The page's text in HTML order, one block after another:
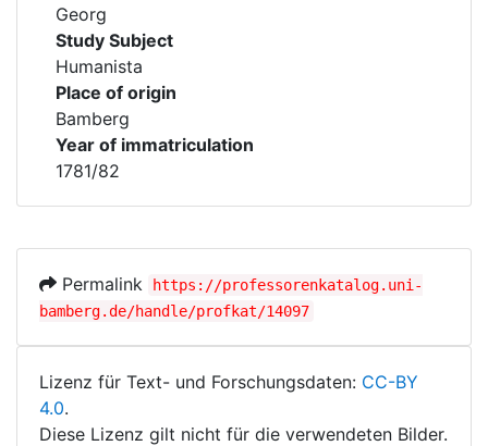
Georg
Study Subject
Humanista
Place of origin
Bamberg
Year of immatriculation
1781/82
Permalink
https://professorenkatalog.uni-
bamberg.de/handle/profkat/14097
Lizenz für Text- und Forschungsdaten: CC-BY
4.0.
Diese Lizenz gilt nicht für die verwendeten Bilder.